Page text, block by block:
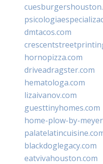
dmtacos.com
hornopizza.com
driveadragster.com
hematologa.com
lizaivanov.com
guesttinyhomes.com
home-plow-by-
blackdoglegacy.com
eatvivahouston.com